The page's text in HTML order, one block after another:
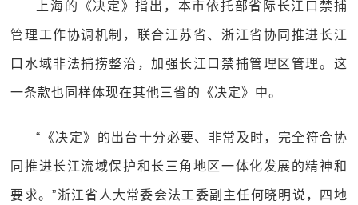
上海的《决定》指出，本市依托部省际长江口禁捕
管理工作协调机制，联合江苏省、浙江省协同推进长江
口水域非法捕捞整治，加强长江口禁捕管理区管理。这
一条款也同样体现在其他三省的《决定》中。
“《决定》的出台十分必要、非常及时，完全符合协
同推进长江流域保护和长三角地区一体化发展的精神和
要求。”浙江省人大常委会法工委副主任何晓明说，四地